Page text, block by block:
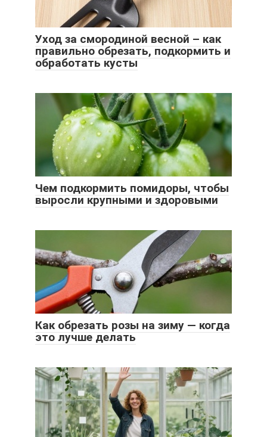
Уход за смородиной весной – как
правильно обрезать, подкормить и
обработать кусты
Чем подкормить помидоры, чтобы
выросли крупными и здоровыми
Как обрезать розы на зиму — когда
это лучше делать